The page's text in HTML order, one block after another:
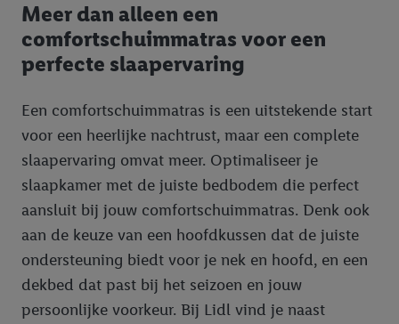
Meer dan alleen een
comfortschuimmatras voor een
perfecte slaapervaring
Een comfortschuimmatras is een uitstekende start
voor een heerlijke nachtrust, maar een complete
slaapervaring omvat meer. Optimaliseer je
slaapkamer met de juiste bedbodem die perfect
aansluit bij jouw comfortschuimmatras. Denk ook
aan de keuze van een hoofdkussen dat de juiste
ondersteuning biedt voor je nek en hoofd, en een
dekbed dat past bij het seizoen en jouw
persoonlijke voorkeur. Bij Lidl vind je naast